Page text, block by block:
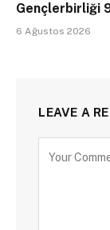
Gençlerbirliği 9
6 Ağustos 2026
LEAVE A